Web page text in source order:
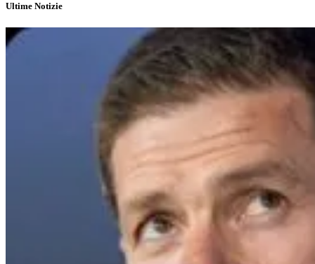
Ultime Notizie